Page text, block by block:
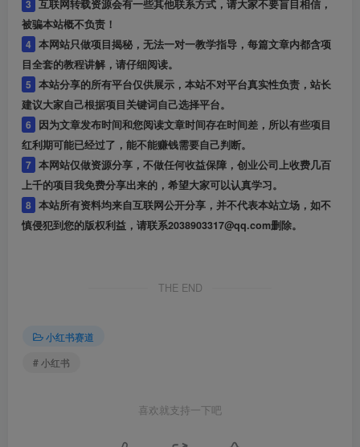
3 互联网转载资源会有一些其他联系方式，请大家不要盲目相信，
被骗本站概不负责！
4 本网站只做项目揭秘，无法一对一教学指导，每篇文章内都含项
目全套的教程讲解，请仔细阅读。
5 本站分享的所有平台仅供展示，本站不对平台真实性负责，站长
建议大家自己根据项目关键词自己选择平台。
6
因为文章发布时间和您阅读文章时间存在时间差，所以有些项目
红利期可能已经过了，能不能赚钱需要自己判断。
7 本网站仅做资源分享，不做任何收益保障，创业公司上收费几百
上千的项目我免费分享出来的，希望大家可以认真学习。
8 本站所有资料均来自互联网公开分享，并不代表本站立场，如不
慎侵犯到您的版权利益，请联系2038903317@qq.com删除。
THE END
小红书赛道
# 小红书
喜欢就支持一下吧